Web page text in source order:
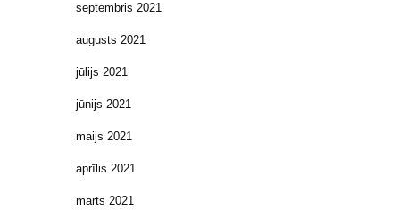
septembris 2021
augusts 2021
jūlijs 2021
jūnijs 2021
maijs 2021
aprīlis 2021
marts 2021